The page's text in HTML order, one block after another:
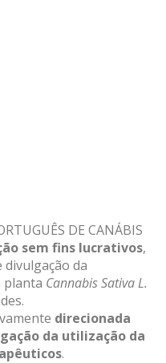
DE CANÁBIS
sem fins lucrativos,
da
planta Cannabis Sativa L.
direcionada
da utilização da
.